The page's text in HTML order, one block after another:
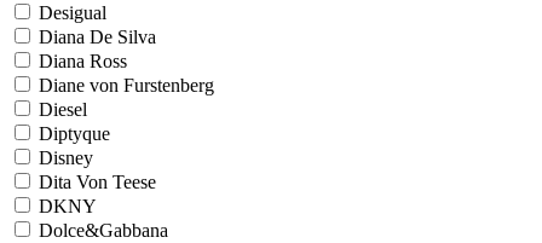
Desigual
Diana De Silva
Diana Ross
Diane von Furstenberg
Diesel
Diptyque
Disney
Dita Von Teese
DKNY
Dolce&Gabbana